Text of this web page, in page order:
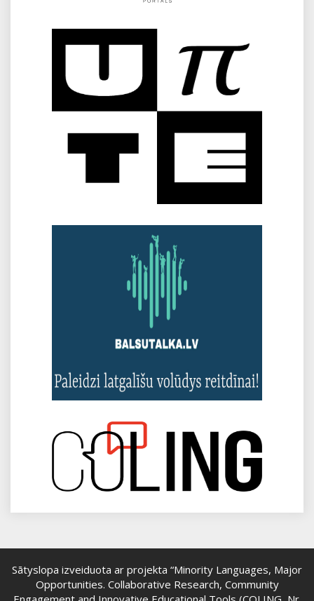
Sātyslopa izveiduota ar projekta “Minority Languages, Major
Opportunities. Collaborative Research, Community